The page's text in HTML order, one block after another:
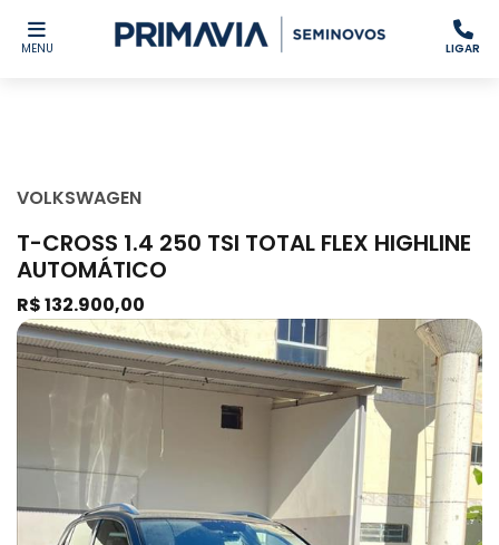
MENU LIGAR
VOLKSWAGEN
T-CROSS 1.4 250 TSI TOTAL FLEX HIGHLINE
AUTOMÁTICO
R$ 132.900,00